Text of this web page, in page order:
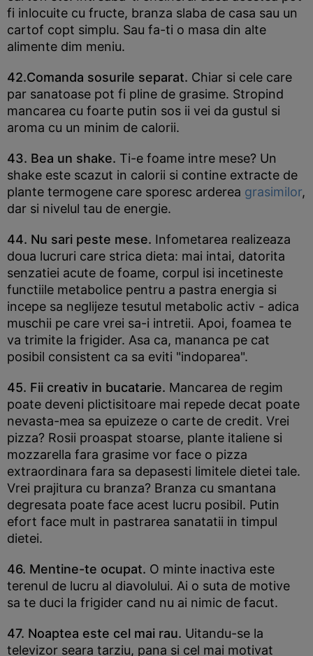
fi inlocuite cu fructe, branza slaba de casa sau un
cartof copt simplu. Sau fa-ti o masa din alte
alimente dim meniu.
42.Comanda sosurile separat. Chiar si cele care
par sanatoase pot fi pline de grasime. Stropind
mancarea cu foarte putin sos ii vei da gustul si
aroma cu un minim de calorii.
43. Bea un shake. Ti-e foame intre mese? Un
shake este scazut in calorii si contine extracte de
plante termogene care sporesc arderea grasimilor,
dar si nivelul tau de energie.
44. Nu sari peste mese. Infometarea realizeaza
doua lucruri care strica dieta: mai intai, datorita
senzatiei acute de foame, corpul isi incetineste
functiile metabolice pentru a pastra energia si
incepe sa neglijeze tesutul metabolic activ - adica
muschii pe care vrei sa-i intretii. Apoi, foamea te
va trimite la frigider. Asa ca, mananca pe cat
posibil consistent ca sa eviti "indoparea".
45. Fii creativ in bucatarie. Mancarea de regim
poate deveni plictisitoare mai repede decat poate
nevasta-mea sa epuizeze o carte de credit. Vrei
pizza? Rosii proaspat stoarse, plante italiene si
mozzarella fara grasime vor face o pizza
extraordinara fara sa depasesti limitele dietei tale.
Vrei prajitura cu branza? Branza cu smantana
degresata poate face acest lucru posibil. Putin
efort face mult in pastrarea sanatatii in timpul
dietei.
46. Mentine-te ocupat. O minte inactiva este
terenul de lucru al diavolului. Ai o suta de motive
sa te duci la frigider cand nu ai nimic de facut.
47. Noaptea este cel mai rau. Uitandu-se la
televizor seara tarziu, pana si cel mai motivat